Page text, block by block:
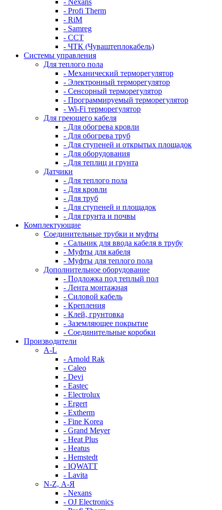
- Nexans
- Profi Therm
- RiM
- Samreg
- ССТ
- ЧТК (Чуваштеплокабель)
Системы управления
Для теплого пола
- Механический терморегулятор
- Электронный терморегулятор
- Сенсорный терморегулятор
- Программируемый терморегулятор
- Wi-Fi терморегулятор
Для греющего кабеля
- Для обогрева кровли
- Для обогрева труб
- Для ступеней и открытых площадок
- Для оборудования
- Для теплиц и грунта
Датчики
- Для теплого пола
- Для кровли
- Для труб
- Для ступеней и площадок
- Для грунта и почвы
Комплектующие
Соединительные трубки и муфты
- Сальник для ввода кабеля в трубу
- Муфты для кабеля
- Муфты для теплого пола
Дополнительное оборудование
- Подложка под теплый пол
- Лента монтажная
- Силовой кабель
- Крепления
- Клей, грунтовка
- Заземляющее покрытие
- Соединительные коробки
Производители
A-L
- Arnold Rak
- Caleo
- Devi
- Eastec
- Electrolux
- Ergert
- Extherm
- Fine Korea
- Grand Meyer
- Heat Plus
- Heatus
- Hemstedt
- IQWATT
- Lavita
N-Z, А-Я
- Nexans
- OJ Electronics